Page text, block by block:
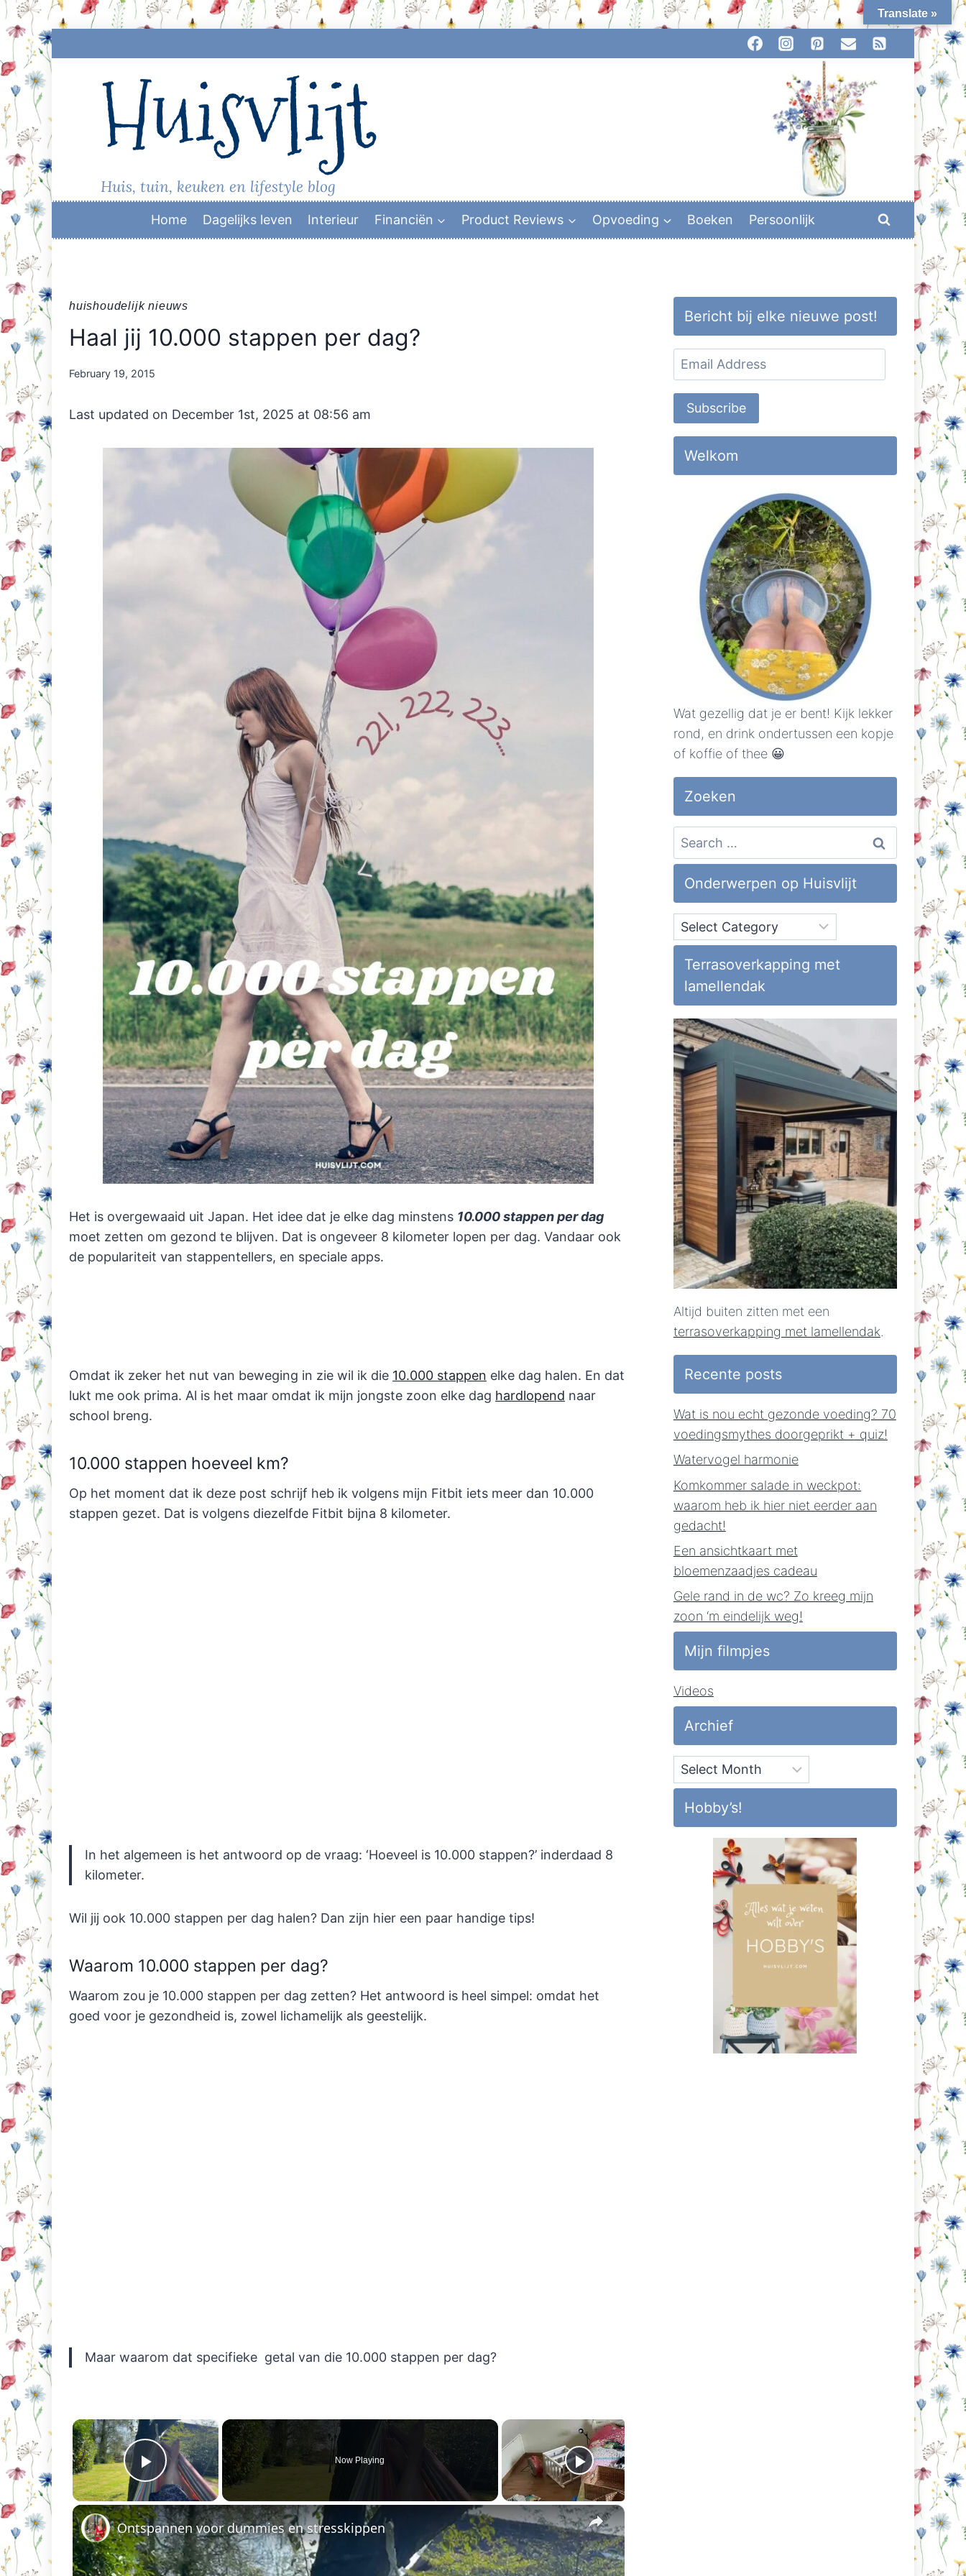
Skip
to
Huisvlijt
Huis, tuin, keuken en lifestyle blog
Home Dagelijks leven Interieur Financiën Product Reviews Opvoeding Boeken Persoonlijk
huishoudelijk nieuws
Haal jij 10.000 stappen per dag?
By
February 19, 2015
Last updated on December 1st, 2025 at 08:56 am
Het is overgewaaid uit Japan. Het idee dat je elke dag minstens 10.000 stappen per dag
moet zetten om gezond te blijven. Dat is ongeveer 8 kilometer lopen per dag. Vandaar ook
de populariteit van stappentellers, en speciale apps.
Omdat ik zeker het nut van beweging in zie wil ik die 10.000 stappen elke dag halen. En dat
lukt me ook prima. Al is het maar omdat ik mijn jongste zoon elke dag hardlopend naar
school breng.
10.000 stappen hoeveel km?
Op het moment dat ik deze post schrijf heb ik volgens mijn Fitbit iets meer dan 10.000
stappen gezet. Dat is volgens diezelfde Fitbit bijna 8 kilometer.
In het algemeen is het antwoord op de vraag: ‘Hoeveel is 10.000 stappen?’ inderdaad 8
kilometer.
Wil jij ook 10.000 stappen per dag halen? Dan zijn hier een paar handige tips!
Waarom 10.000 stappen per dag?
Waarom zou je 10.000 stappen per dag zetten? Het antwoord is heel simpel: omdat het
goed voor je gezondheid is, zowel lichamelijk als geestelijk.
Maar waarom dat specifieke getal van die 10.000 stappen per dag?
×
Play Video
Now Playing
×
Ontspannen voor dummies en stresskippen
Bericht bij elke nieuwe post!
Email
Address
Subscribe
Welkom
Wat gezellig dat je er bent! Kijk lekker
rond, en drink ondertussen een kopje
of koffie of thee 😀
Zoeken
Search
for:
Onderwerpen op Huisvlijt
Onderwerpen
op
Huisvlijt
Terrasoverkapping met
lamellendak
Altijd buiten zitten met een
terrasoverkapping met lamellendak.
Recente posts
Wat is nou echt gezonde voeding? 70
voedingsmythes doorgeprikt + quiz!
Watervogel harmonie
Komkommer salade in weckpot:
waarom heb ik hier niet eerder aan
gedacht!
Een ansichtkaart met
bloemenzaadjes cadeau
Gele rand in de wc? Zo kreeg mijn
zoon ‘m eindelijk weg!
Mijn filmpjes
Videos
Archief
Archief
Hobby’s!
Translate »